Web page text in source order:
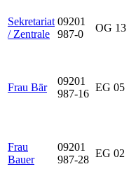
Sekretariat
/ Zentrale
09201
987-0
OG 13
Frau Bär
09201
987-16
EG 05
Frau
Bauer
09201
987-28
EG 02